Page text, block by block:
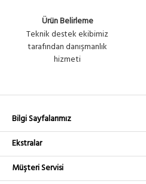
Ürün Belirleme
Teknik destek ekibimiz
tarafından danışmanlık
hizmeti
Bilgi Sayfalarımız
Ekstralar
Müşteri Servisi